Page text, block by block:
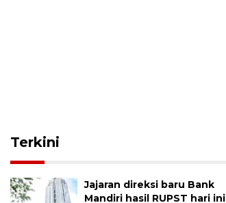
Terkini
Jajaran direksi baru Bank
Mandiri hasil RUPST hari ini